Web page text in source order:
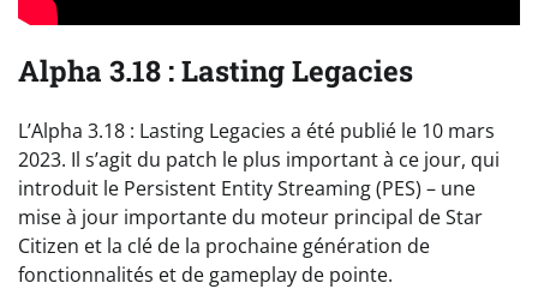
Alpha 3.18 : Lasting Legacies
L’Alpha 3.18 : Lasting Legacies a été publié le 10 mars
2023. Il s’agit du patch le plus important à ce jour, qui
introduit le Persistent Entity Streaming (PES) – une
mise à jour importante du moteur principal de Star
Citizen et la clé de la prochaine génération de
fonctionnalités et de gameplay de pointe.